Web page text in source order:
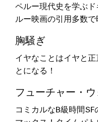
ペルー現代史を学ぶ
ルー映画の引用多数で
胸騒ぎ
イヤなことはイヤと
とになる！
フューチャー・
コミカルなB級時間